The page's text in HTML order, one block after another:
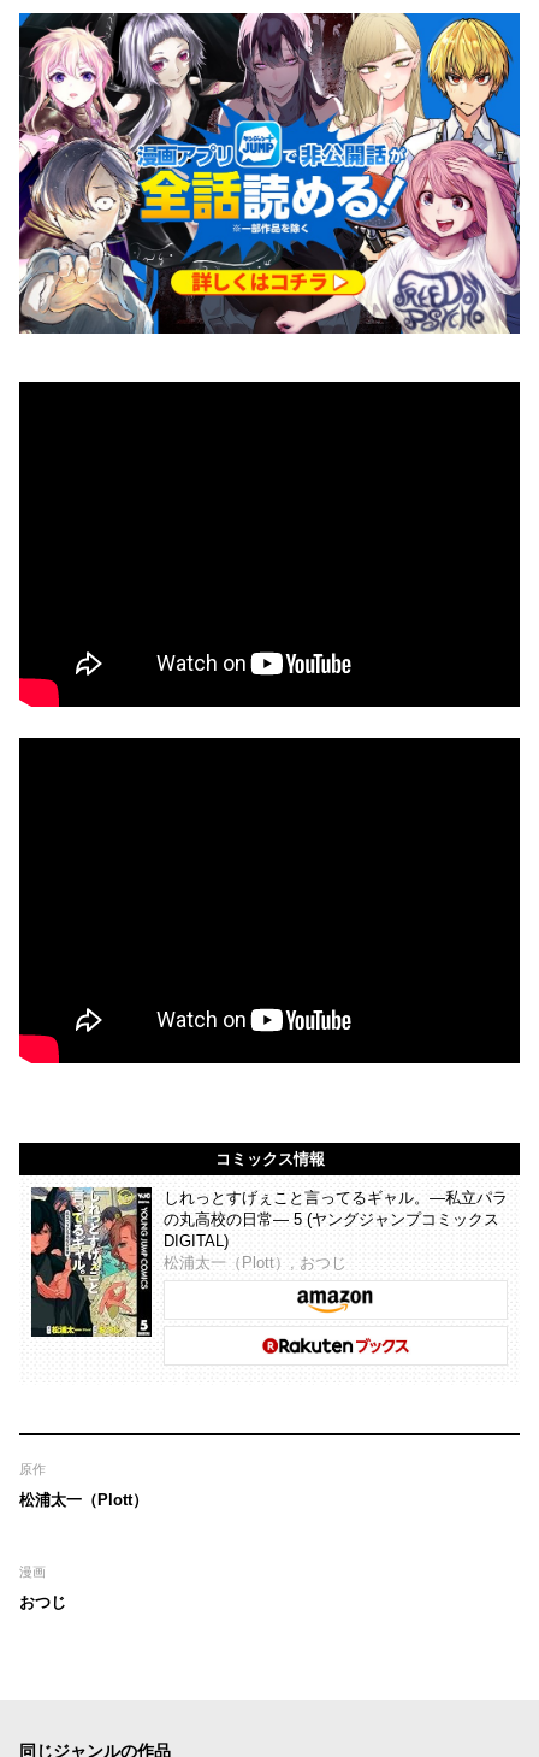
コミックス情報
しれっとすげぇこと言ってるギャル。―私立パラ
の丸高校の日常― 5 (ヤングジャンプコミックス
DIGITAL)
松浦太一（Plott）, おつじ
原作
松浦太一（Plott）
漫画
おつじ
同じジャンルの作品